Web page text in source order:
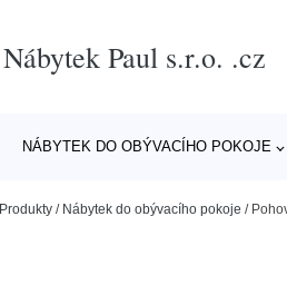
Nábytek Paul s.r.o. .cz
NÁBYTEK DO OBÝVACÍHO POKOJE
Produkty / Nábytek do obývacího pokoje /